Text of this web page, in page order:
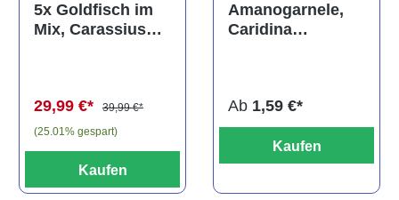
5x Goldfisch im
Mix, Carassius
29,99 €*
39,99 €*
(25.01% gespart)
Kaufen
Amanogarnele,
Caridina
Ab 1,59 €*
Kaufen